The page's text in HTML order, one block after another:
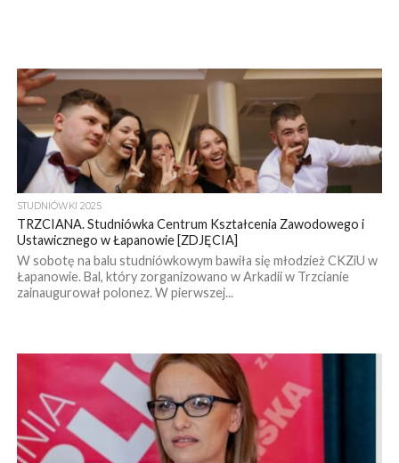
STUDNIÓWKI 2025
TRZCIANA. Studniówka Centrum Kształcenia Zawodowego i
Ustawicznego w Łapanowie [ZDJĘCIA]
W sobotę na balu studniówkowym bawiła się młodzież CKZiU w
Łapanowie. Bal, który zorganizowano w Arkadii w Trzcianie
zainaugurował polonez. W pierwszej...